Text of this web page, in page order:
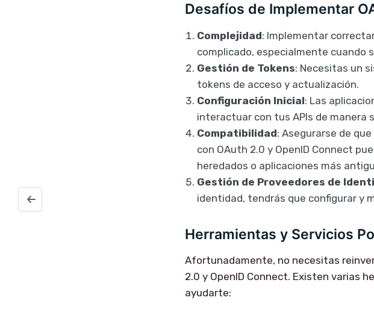
Desafíos de Implementar
Complejidad: Implementar
complicado, especialmente cuando
Gestión de Tokens: Necesitas un
tokens de acceso y actualización.
Configuración Inicial: Las
interactuar con tus APIs de manera
Compatibilidad: Asegurarse de
con OAuth 2.0 y OpenID Connect
heredados o aplicaciones más
Gestión de Proveedores de
identidad, tendrás que configurar y
Herramientas y Servicios
Afortunadamente, no necesitas
2.0 y OpenID Connect. Existen varias
ayudarte:
WebSocket, Comunicación en tiempo real